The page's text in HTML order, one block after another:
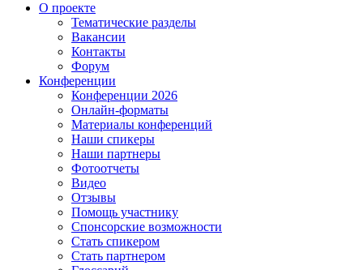
О проекте
Тематические разделы
Вакансии
Контакты
Форум
Конференции
Конференции 2026
Онлайн-форматы
Материалы конференций
Наши спикеры
Наши партнеры
Фотоотчеты
Видео
Отзывы
Помощь участнику
Спонсорские возможности
Стать спикером
Стать партнером